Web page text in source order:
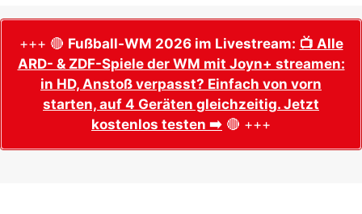
+++ 🔴 Fußball-WM 2026 im Livestream: 📺 Alle
ARD- & ZDF-Spiele der WM mit Joyn+ streamen:
in HD, Anstoß verpasst? Einfach von vorn
starten, auf 4 Geräten gleichzeitig. Jetzt
kostenlos testen ➡️ 🔴 +++